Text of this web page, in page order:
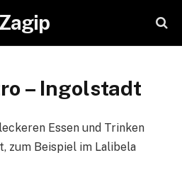
Zagip
– Ingolstadt
Essen und Trinken
zum Beispiel im Lalibela